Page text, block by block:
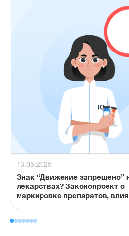
13.05.2025
Знак “Движение запрещено”
лекарствах? Законопроект о
маркировке препаратов,